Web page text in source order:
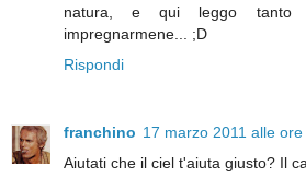
natura, e qui leggo tanto
impregnarmene... ;D
Rispondi
franchino 17 marzo 2011 alle ore
Aiutati che il ciel t'aiuta giusto? Il